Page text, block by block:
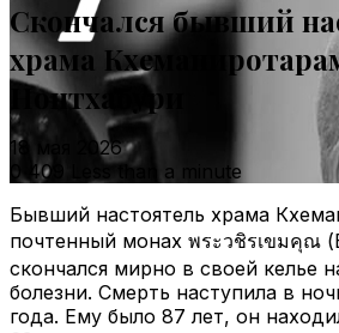
Скончался бывший
храма
Нонтхабури
18 мая 2026
0 409
Less than a minute
Бывший настоятель храма
почтенный монах พระวชิรเขมคุณ
скончался мирно в своей келье
болезни. Смерть наступила в
года. Ему было 87 лет, он